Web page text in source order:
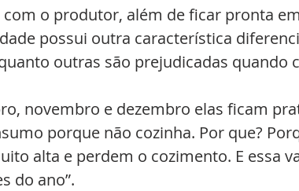
com o produtor, além de ficar pronta
possui outra característica
outras são prejudicadas quando
novembro e dezembro elas ficam
porque não cozinha. Por que?
alta e perdem o cozimento. E essa
do ano”.